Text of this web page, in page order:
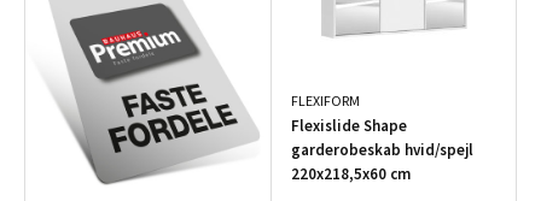
FLEXIFORM
Flexislide Shape
garderobeskab hvid/spejl
220x218,5x60 cm